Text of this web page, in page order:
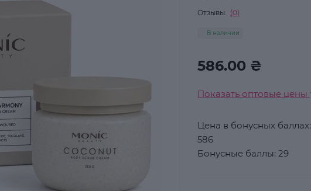
Отзывы: (0)
В наличии
586.00 ₴
Показать оптовые цены
Цена в бонусных баллах:
586
Бонусные баллы: 29